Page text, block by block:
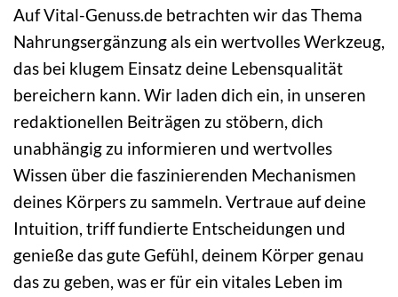
Auf Vital-Genuss.de betrachten wir das Thema
Nahrungsergänzung als ein wertvolles Werkzeug,
das bei klugem Einsatz deine Lebensqualität
bereichern kann. Wir laden dich ein, in unseren
redaktionellen Beiträgen zu stöbern, dich
unabhängig zu informieren und wertvolles
Wissen über die faszinierenden Mechanismen
deines Körpers zu sammeln. Vertraue auf deine
Intuition, triff fundierte Entscheidungen und
genieße das gute Gefühl, deinem Körper genau
das zu geben, was er für ein vitales Leben im